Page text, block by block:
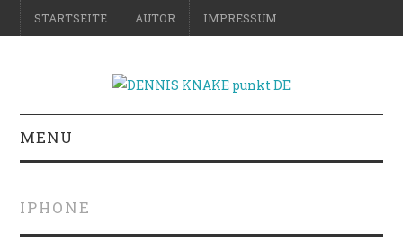
STARTSEITE AUTOR IMPRESSUM
MENU
IPHONE